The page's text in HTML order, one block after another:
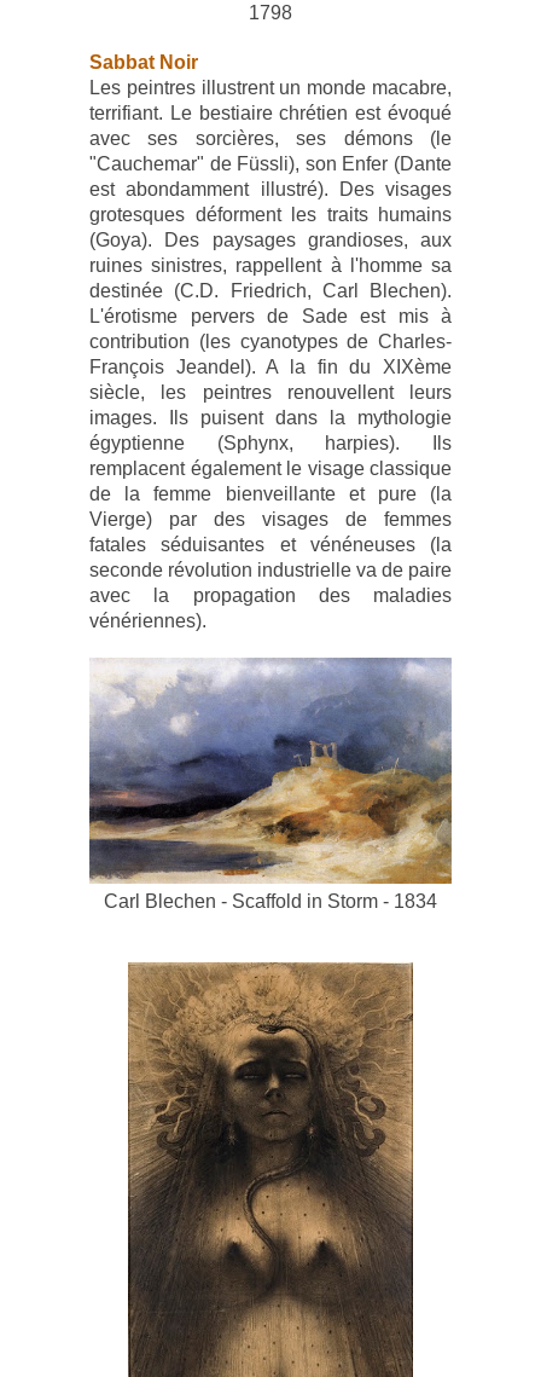
1798
Sabbat Noir
Les peintres illustrent un monde macabre,
terrifiant. Le bestiaire chrétien est évoqué
avec ses sorcières, ses démons (le
"Cauchemar" de Füssli), son Enfer (Dante
est abondamment illustré). Des visages
grotesques déforment les traits humains
(Goya). Des paysages grandioses, aux
ruines sinistres, rappellent à l'homme sa
destinée (C.D. Friedrich, Carl Blechen).
L'érotisme pervers de Sade est mis à
contribution (les cyanotypes de Charles-
François Jeandel). A la fin du XIXème
siècle, les peintres renouvellent leurs
images. Ils puisent dans la mythologie
égyptienne (Sphynx, harpies). Ils
remplacent également le visage classique
de la femme bienveillante et pure (la
Vierge) par des visages de femmes
fatales séduisantes et vénéneuses (la
seconde révolution industrielle va de paire
avec la propagation des maladies
vénériennes).
Carl Blechen - Scaffold in Storm - 1834